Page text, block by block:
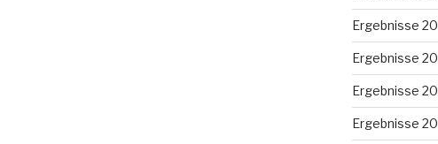
Ergebnisse
Ergebnisse
Ergebnisse
Ergebnisse